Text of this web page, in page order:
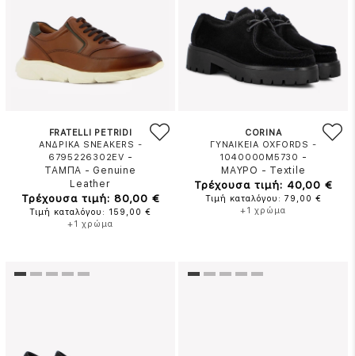
FRATELLI PETRIDI
ΑΝΔΡΙΚΑ SNEAKERS -
6795226302EV -
ΤΑΜΠΑ - Genuine
Leather
Τρέχουσα τιμή: 80,00 €
Τιμή καταλόγου: 159,00 €
+1 χρώμα
CORINA
ΓΥΝΑΙΚΕΙΑ OXFORDS -
1040000M5730 -
ΜΑΥΡΟ - Textile
Τρέχουσα τιμή: 40,00 €
Τιμή καταλόγου: 79,00 €
+1 χρώμα